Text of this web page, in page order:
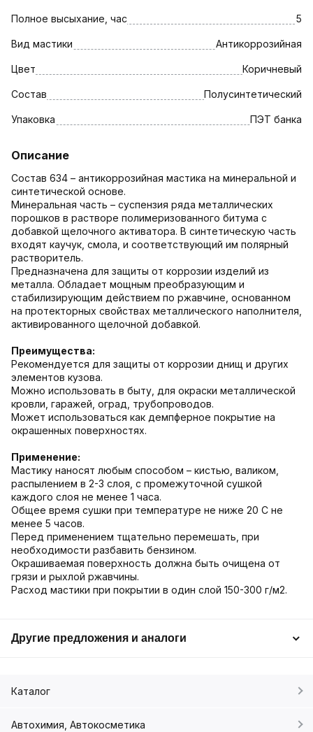
Полное высыхание, час 5
Вид мастики Антикоррозийная
Цвет Коричневый
Состав Полусинтетический
Упаковка ПЭТ банка
Описание
Состав 634 – антикоррозийная мастика на минеральной и
синтетической основе.
Минеральная часть – суспензия ряда металлических
порошков в растворе полимеризованного битума с
добавкой щелочного активатора. В синтетическую часть
входят каучук, смола, и соответствующий им полярный
растворитель.
Предназначена для защиты от коррозии изделий из
металла. Обладает мощным преобразующим и
стабилизирующим действием по ржавчине, основанном
на протекторных свойствах металлического наполнителя,
активированного щелочной добавкой.
Преимущества:
Рекомендуется для защиты от коррозии днищ и других
элементов кузова.
Можно использовать в быту, для окраски металлической
кровли, гаражей, оград, трубопроводов.
Может использоваться как демпферное покрытие на
окрашенных поверхностях.
Применение:
Мастику наносят любым способом – кистью, валиком,
распылением в 2-3 слоя, с промежуточной сушкой
каждого слоя не менее 1 часа.
Общее время сушки при температуре не ниже 20 С не
менее 5 часов.
Перед применением тщательно перемешать, при
необходимости разбавить бензином.
Окрашиваемая поверхность должна быть очищена от
грязи и рыхлой ржавчины.
Расход мастики при покрытии в один слой 150-300 г/м2.
Другие предложения и аналоги
Каталог
Автохимия, Автокосметика